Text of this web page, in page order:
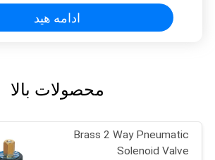
ادامه هید
محصولات بالا
Brass 2 Way Pneumatic
Solenoid Valve